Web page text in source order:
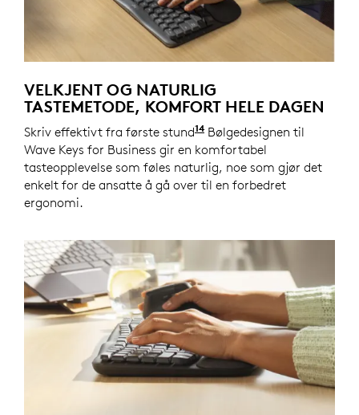
VELKJENT OG NATURLIG
TASTEMETODE, KOMFORT HELE DAGEN
Skriv effektivt fra første stund14Wave Keys for
Bølgedesignen til
Wave Keys for Business gir en komfortabel
tasteopplevelse som føles naturlig, noe som gjør det
enkelt for de ansatte å gå over til en forbedret
ergonomi.